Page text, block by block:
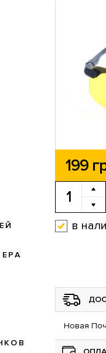
199
в
Новая